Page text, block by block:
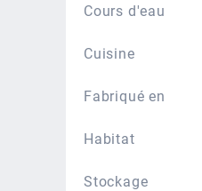
Cours d'eau
Cuisine
Fabriqué en
Habitat
Stockage